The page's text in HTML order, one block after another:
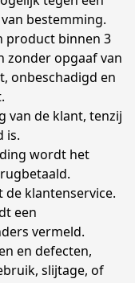
bestemming.
product binnen 3
zonder opgaaf van
onbeschadigd en
van de klant, tenzij
is.
wordt het
de klantenservice.
een
vermeld.
en defecten,
slijtage, of